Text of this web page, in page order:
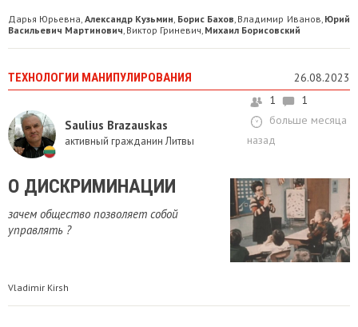
Дарья Юрьевна, Александр Кузьмин, Борис Бахов, Владимир Иванов, Юрий
Васильевич Мартинович, Виктор Гриневич, Михаил Борисовский
ТЕХНОЛОГИИ МАНИПУЛИРОВАНИЯ 26.08.2023
Saulius Brazauskas
активный гражданин Литвы
1
1
больше месяца
назад
О ДИСКРИМИНАЦИИ
зачем общество позволяет собой
управлять ?
Vladimir Kirsh